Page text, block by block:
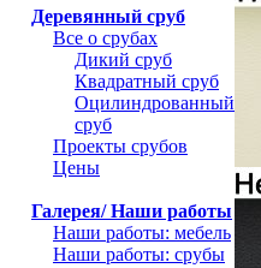
Деревянный сруб
Все о срубах
Дикий сруб
Квадратный сруб
Оцилиндрованный
сруб
Проекты срубов
Цены
Галерея/ Наши работы
Наши работы: мебель
Наши работы: срубы